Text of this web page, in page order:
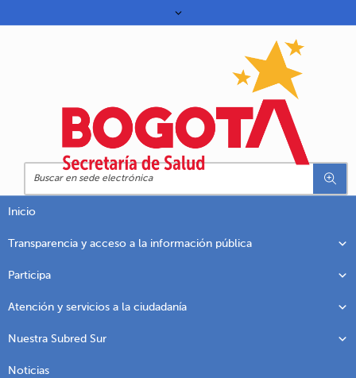
Inicio
Transparencia y acceso a la información pública
Participa
Atención y servicios a la ciudadanía
Nuestra Subred Sur
Noticias